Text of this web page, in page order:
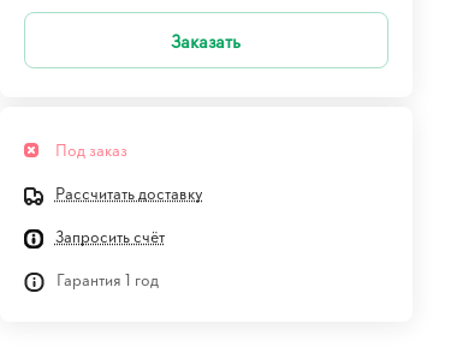
Заказать
Под заказ
Рассчитать доставку
Запросить счёт
Гарантия 1 год